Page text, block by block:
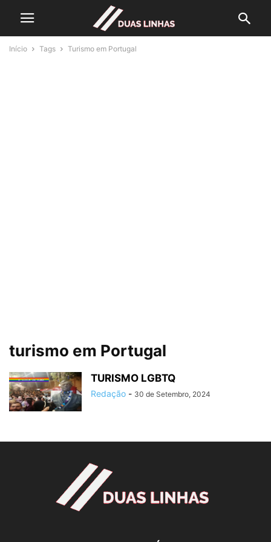
Início Tags Turismo em Portugal
turismo em Portugal
TURISMO LGBTQ
Redação - 30 de Setembro, 2024